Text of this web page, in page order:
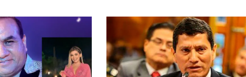
Página
Página
Página
PáginaPágina